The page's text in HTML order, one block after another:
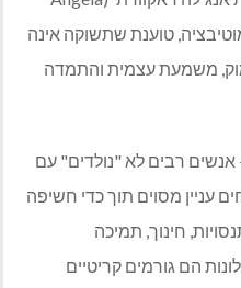
טוענת שתשוקה אינה
משמעת עצמית והתמדה
אנשים רבים לא "נולדים" עם
מסוים תוך כדי חשיפה
חינוך, תמיכה
הם גורמים קריטיים